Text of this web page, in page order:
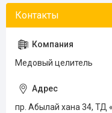
Медовый целитель
пр. Абылай хана 34, ТД